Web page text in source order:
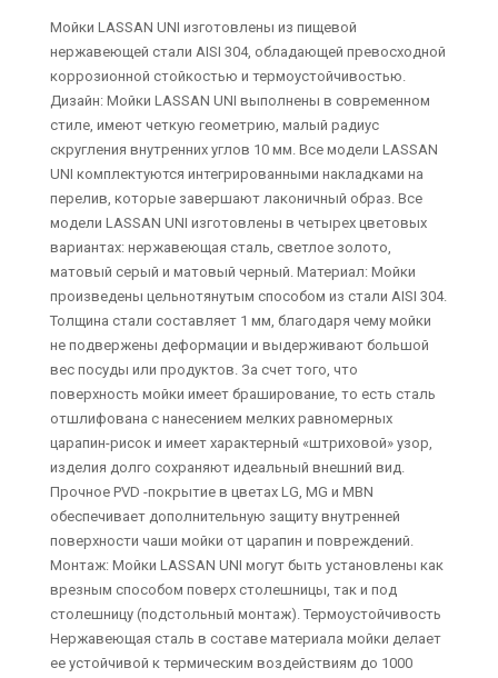
Мойки LASSAN UNI изготовлены из пищевой
нержавеющей стали AISI 304, обладающей превосходной
коррозионной стойкостью и термоустойчивостью.
Дизайн: Мойки LASSAN UNI выполнены в современном
стиле, имеют четкую геометрию, малый радиус
скругления внутренних углов 10 мм. Все модели LASSAN
UNI комплектуются интегрированными накладками на
перелив, которые завершают лаконичный образ. Все
модели LASSAN UNI изготовлены в четырех цветовых
вариантах: нержавеющая сталь, светлое золото,
матовый серый и матовый черный. Материал: Мойки
произведены цельнотянутым способом из стали AISI 304.
Толщина стали составляет 1 мм, благодаря чему мойки
не подвержены деформации и выдерживают большой
вес посуды или продуктов. За счет того, что
поверхность мойки имеет браширование, то есть сталь
отшлифована с нанесением мелких равномерных
царапин-рисок и имеет характерный «штриховой» узор,
изделия долго сохраняют идеальный внешний вид.
Прочное PVD -покрытие в цветах LG, MG и MBN
обеспечивает дополнительную защиту внутренней
поверхности чаши мойки от царапин и повреждений.
Монтаж: Мойки LASSAN UNI могут быть установлены как
врезным способом поверх столешницы, так и под
столешницу (подстольный монтаж). Термоустойчивость
Нержавеющая сталь в составе материала мойки делает
ее устойчивой к термическим воздействиям до 1000